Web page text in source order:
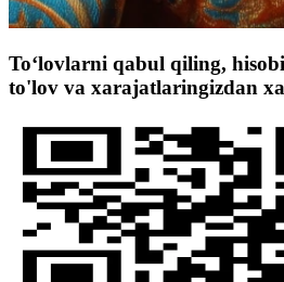
To‘lovlarni qabul qiling,
to'lov va xarajatlaringizdan